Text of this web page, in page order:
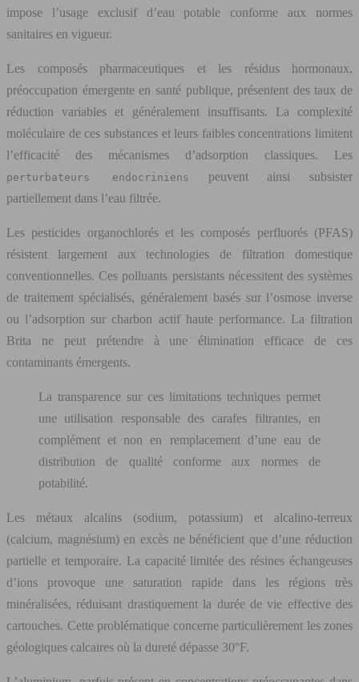
impose l’usage exclusif d’eau potable conforme aux normes
sanitaires en vigueur.
Les composés pharmaceutiques et les résidus hormonaux,
préoccupation émergente en santé publique, présentent des taux de
réduction variables et généralement insuffisants. La complexité
moléculaire de ces substances et leurs faibles concentrations limitent
l’efficacité des mécanismes d’adsorption classiques. Les
perturbateurs endocriniens
peuvent ainsi subsister
partiellement dans l’eau filtrée.
Les pesticides organochlorés et les composés perfluorés (PFAS)
résistent largement aux technologies de filtration domestique
conventionnelles. Ces polluants persistants nécessitent des systèmes
de traitement spécialisés, généralement basés sur l’osmose inverse
ou l’adsorption sur charbon actif haute performance. La filtration
Brita ne peut prétendre à une élimination efficace de ces
contaminants émergents.
La transparence sur ces limitations techniques permet
une utilisation responsable des carafes filtrantes, en
complément et non en remplacement d’une eau de
distribution de qualité conforme aux normes de
potabilité.
Les métaux alcalins (sodium, potassium) et alcalino-terreux
(calcium, magnésium) en excès ne bénéficient que d’une réduction
partielle et temporaire. La capacité limitée des résines échangeuses
d’ions provoque une saturation rapide dans les régions très
minéralisées, réduisant drastiquement la durée de vie effective des
cartouches. Cette problématique concerne particulièrement les zones
géologiques calcaires où la dureté dépasse 30°F.